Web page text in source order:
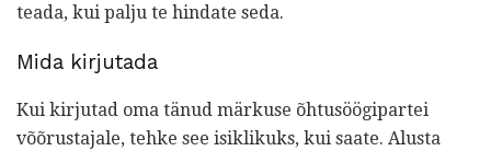
teada, kui palju te hindate seda.
Mida kirjutada
Kui kirjutad oma tänud märkuse õhtusöögipartei
võõrustajale, tehke see isiklikuks, kui saate. Alusta